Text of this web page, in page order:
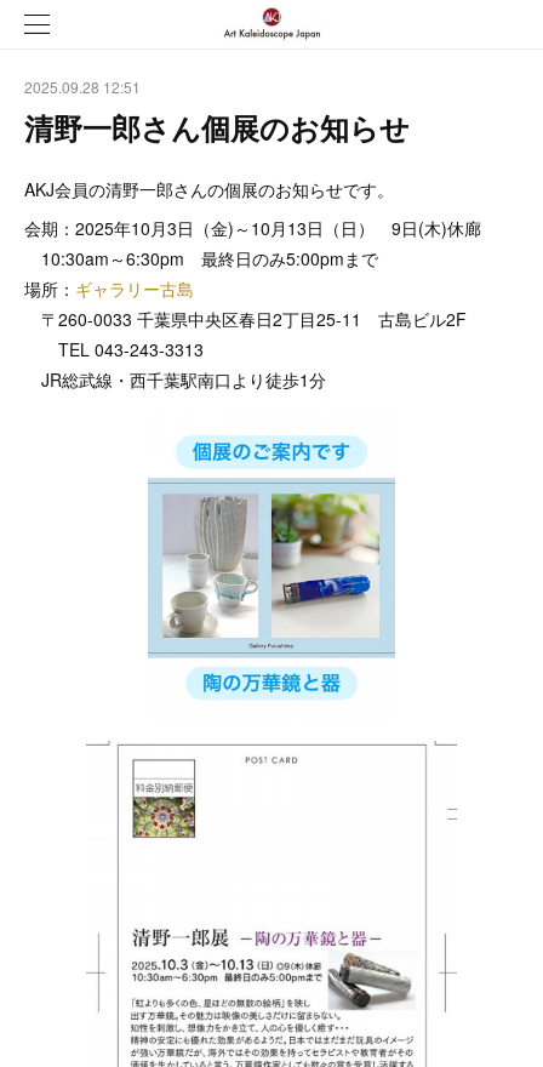
2025.09.28 12:51
清野一郎さん個展のお知らせ
AKJ会員の清野一郎さんの個展のお知らせです。
会期：2025年10月3日（金)～10月13日（日） 9日(木)休廊
10:30am～6:30pm 最終日のみ5:00pmまで
場所： ギャラリー古島
〒260-0033 千葉県中央区春日2丁目25-11 古島ビル2F
TEL 043-243-3313
JR総武線・西千葉駅南口より徒歩1分